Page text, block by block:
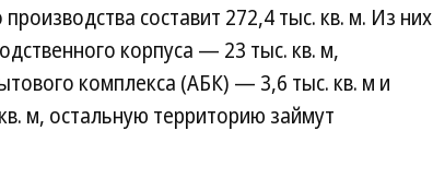
составит 272,4 тыс. кв. м. Из них
корпуса — 23 тыс. кв. м,
комплекса (АБК) — 3,6 тыс. кв. м и
м, остальную территорию займут